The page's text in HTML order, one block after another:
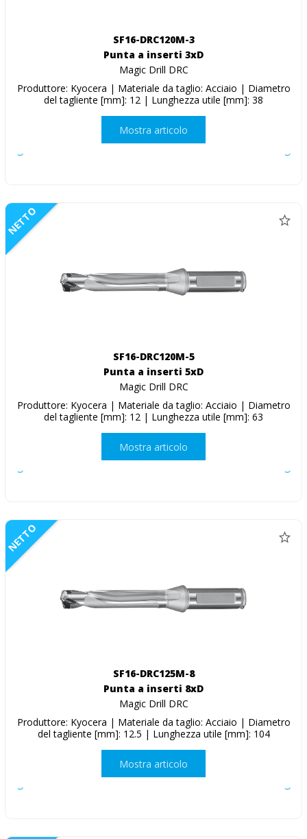
SF16-DRC120M-3
Punta a inserti 3xD
Magic Drill DRC
Produttore: Kyocera | Materiale da taglio: Acciaio | Diametro
del tagliente [mm]: 12 | Lunghezza utile [mm]: 38
Mostra articolo
NETTO
SF16-DRC120M-5
Punta a inserti 5xD
Magic Drill DRC
Produttore: Kyocera | Materiale da taglio: Acciaio | Diametro
del tagliente [mm]: 12 | Lunghezza utile [mm]: 63
Mostra articolo
NETTO
SF16-DRC125M-8
Punta a inserti 8xD
Magic Drill DRC
Produttore: Kyocera | Materiale da taglio: Acciaio | Diametro
del tagliente [mm]: 12.5 | Lunghezza utile [mm]: 104
Mostra articolo